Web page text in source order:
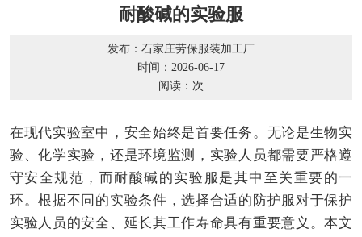
耐酸碱的实验服
发布：石家庄劳保服装加工厂
时间：2026-06-17
阅读： 次
在现代实验室中，安全始终是首要任务。无论是生物实
验、化学实验，还是环境监测，实验人员都需要严格遵
守安全规范，而耐酸碱的实验服是其中至关重要的一
环。根据不同的实验条件，选择合适的防护服对于保护
实验人员的安全、延长其工作寿命具有重要意义。本文